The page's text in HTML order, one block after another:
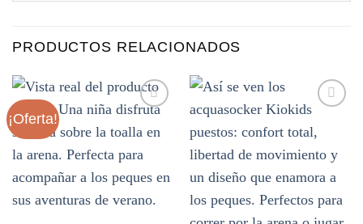
PRODUCTOS RELACIONADOS
¡Oferta!
a la
deseos
deseos